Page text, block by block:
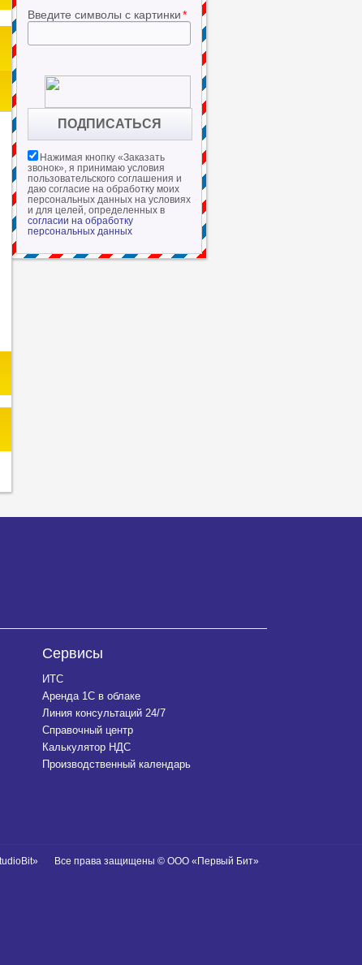
Введите символы с картинки*
Нажимая кнопку «Заказать
звонок», я принимаю условия
пользовательского соглашения и
даю согласие на обработку моих
персональных данных на условиях
и для целей, определенных в
согласии на обработку
персональных данных
Сервисы
ИТС
Аренда 1С в облаке
Линия консультаций 24/7
Справочный центр
Калькулятор НДС
Производственный календарь
Все права защищены © ООО «Первый Бит»